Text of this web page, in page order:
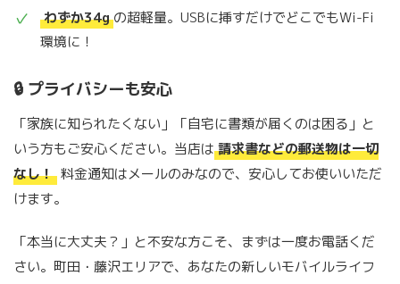
わずか34g の超軽量。USBに挿すだけでどこでもWi-Fi
環境に！
🔒 プライバシーも安心
「家族に知られたくない」「自宅に書類が届くのは困る」と
いう方もご安心ください。当店は 請求書などの郵送物は一切
なし！ 料金通知はメールのみなので、安心してお使いいただ
けます。
「本当に大丈夫？」と不安な方こそ、まずは一度お電話くだ
さい。町田・藤沢エリアで、あなたの新しいモバイルライフ